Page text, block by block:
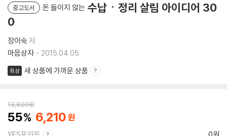
중고도서 돈 들이지 않는 수납ㆍ정리 살림 아이디어 30
0
장이숙 저
마음상자
2015.04.05.
최상 새 상품에 가까운 상품
13,800원
55 6,210